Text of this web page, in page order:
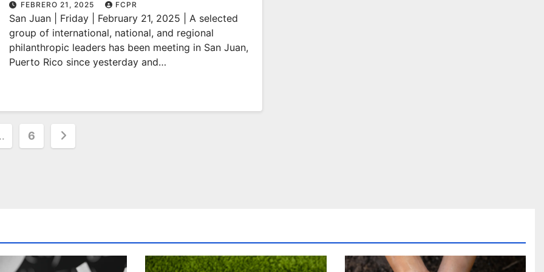
FEBRERO 21, 2025 FCPR
San Juan | Friday | February 21, 2025 | A selected
group of international, national, and regional
philanthropic leaders has been meeting in San Juan,
Puerto Rico since yesterday and…
6